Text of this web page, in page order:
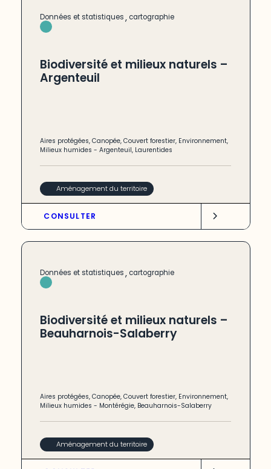
Données et statistiques, cartographie
Biodiversité et milieux naturels –
Argenteuil
Aires protégées,Canopée,Couvert forestier, Environnement,
Milieux humides -Argenteuil, Laurentides
Aménagement du territoire
CONSULTER
Données et statistiques, cartographie
Biodiversité et milieux naturels –
Beauharnois-Salaberry
Aires protégées,Canopée,Couvert forestier, Environnement,
Milieux humides - Montérégie, Beauharnois-Salaberry
Aménagement du territoire